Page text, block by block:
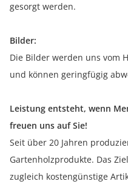
gesorgt werden.
Bilder:
Die Bilder werden uns vom
und können geringfügig
Leistung entsteht, wenn
freuen uns auf Sie!
Seit über 20 Jahren
Gartenholzprodukte. Das
zugleich kostengünstige